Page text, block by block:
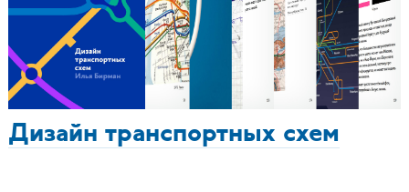
Дизайн транспортных схем